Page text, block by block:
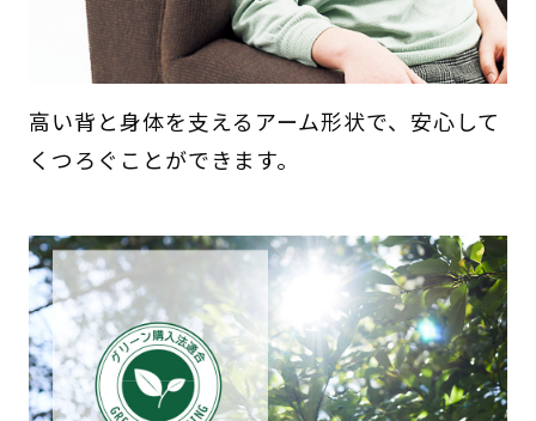
高い背と身体を支えるアーム形状で、安心して
くつろぐことができます。